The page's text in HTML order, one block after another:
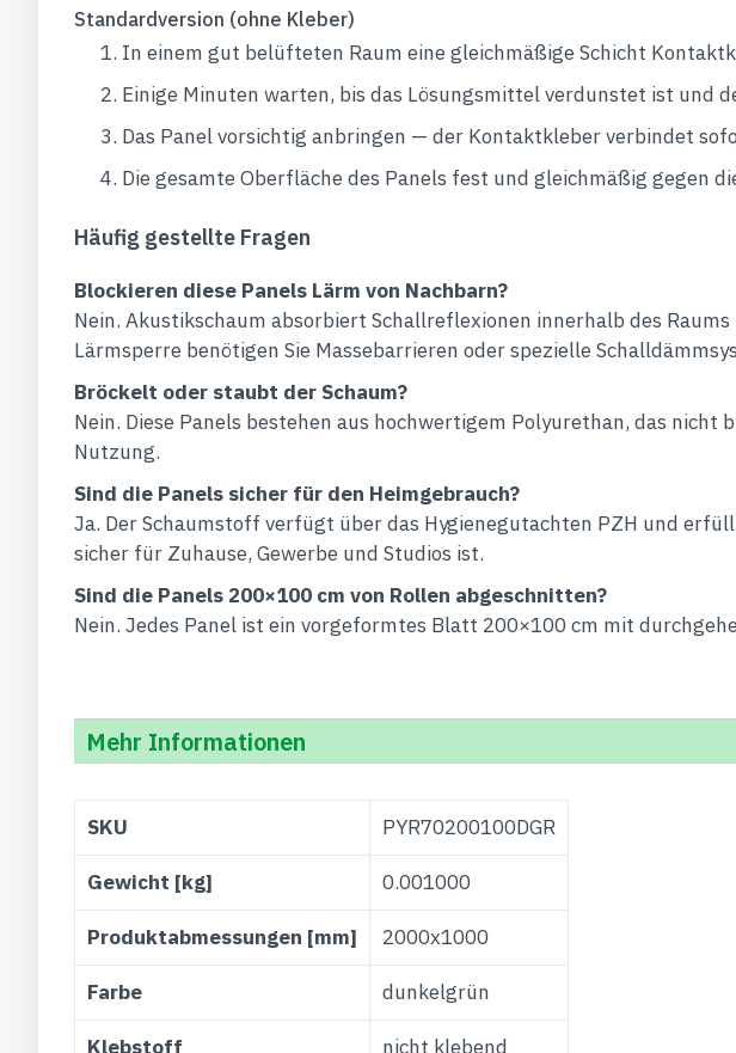
Standardversion (ohne Kleber)
In einem gut belüfteten Raum eine gleichmäßige Schicht
Einige Minuten warten, bis das Lösungsmittel verdunstet ist und
Das Panel vorsichtig anbringen — der Kontaktkleber verbindet
Die gesamte Oberfläche des Panels fest und gleichmäßig gegen
Häufig gestellte Fragen
Blockieren diese Panels Lärm von Nachbarn?
Nein. Akustikschaum absorbiert Schallreflexionen innerhalb des
Lärmsperre benötigen Sie Massebarrieren oder spezielle
Bröckelt oder staubt der Schaum?
Nein. Diese Panels bestehen aus hochwertigem Polyurethan, das
Nutzung.
Sind die Panels sicher für den Heimgebrauch?
Ja. Der Schaumstoff verfügt über das Hygienegutachten PZH und
sicher für Zuhause, Gewerbe und Studios ist.
Sind die Panels 200×100 cm von Rollen abgeschnitten?
Nein. Jedes Panel ist ein vorgeformtes Blatt 200×100 cm mit
Mehr Informationen
Informationen
SKU PYR70200100DGR
Gewicht [kg] 0.001000
Produktabmessungen [mm] 2000x1000
Farbe dunkelgrün
Klebstoff nicht klebend